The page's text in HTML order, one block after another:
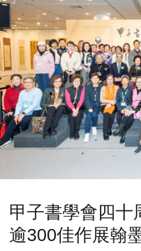
甲子書學會四十
逾300佳作展翰